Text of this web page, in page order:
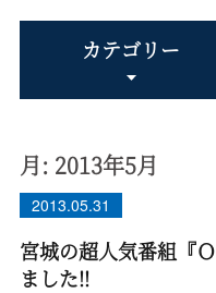
カテゴリー
月: 2013年5月
2013.05.31
宮城の超人気番組『
ました!!